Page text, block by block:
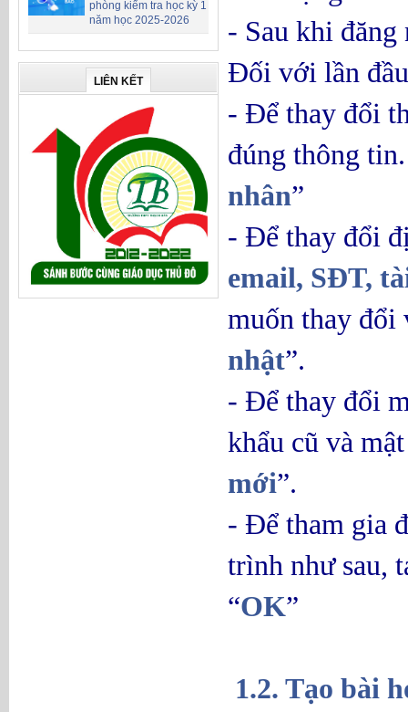
phòng kiểm tra học kỳ 1
năm học 2025-2026
LIÊN KẾT
- Sau khi đăng
Đối với lần
- Để thay đổi
đúng thông
nhân”
- Để thay đổi
email, SĐT,
muốn thay đổi
nhật”.
- Để thay đổi
khẩu cũ và
mới”.
- Để tham gia
trình như sau,
“OK”
1.2. Tạo bài